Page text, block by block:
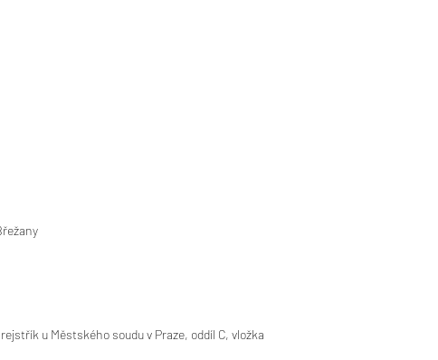
u Městského soudu v Praze, oddíl C, vložka